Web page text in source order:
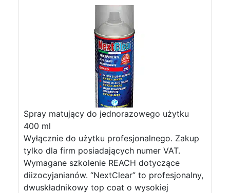
Spray matujący do jednorazowego użytku
400 ml
Wyłącznie do użytku profesjonalnego. Zakup
tylko dla firm posiadających numer VAT.
Wymagane szkolenie REACH dotyczące
diizocyjanianów. “NextClear” to profesjonalny,
dwuskładnikowy top coat o wysokiej